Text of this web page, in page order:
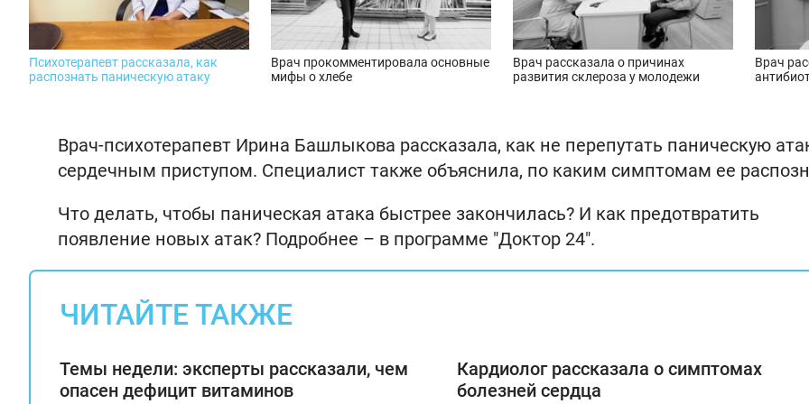
Психотерапевт рассказала, как
распознать паническую атаку
Врач прокомментировала основные
мифы о хлебе
Врач рассказала о причинах
развития склероза у молодежи
Врач
Врач-психотерапевт Ирина Башлыкова рассказала, как не перепутать паническую
сердечным приступом. Специалист также объяснила, по каким симптомам ее
Что делать, чтобы паническая атака быстрее закончилась? И как предотвратить
появление новых атак? Подробнее – в программе "Доктор 24".
ЧИТАЙТЕ ТАКЖЕ
Темы недели: эксперты рассказали, чем
опасен дефицит витаминов
Кардиолог рассказала о cимптомах
болезней сердца